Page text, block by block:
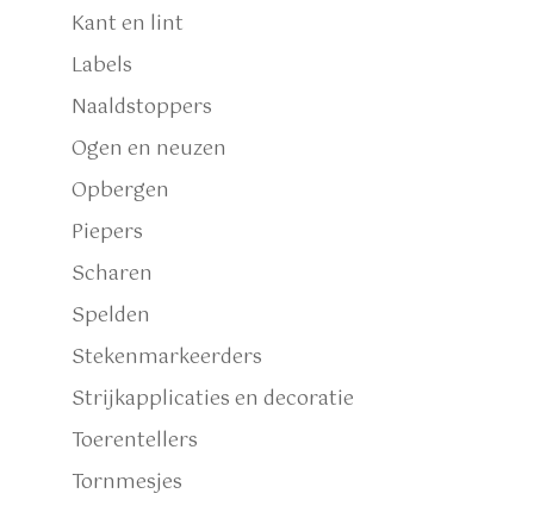
Kant en lint
Labels
Naaldstoppers
Ogen en neuzen
Opbergen
Piepers
Scharen
Spelden
Stekenmarkeerders
Strijkapplicaties en decoratie
Toerentellers
Tornmesjes